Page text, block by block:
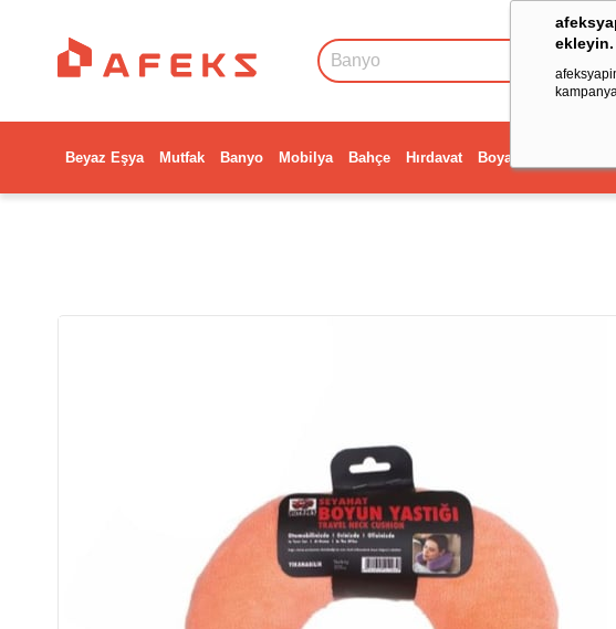
ekleyin.
Beyaz Eşya Mutfak Banyo Mobilya Bahçe Hırdavat Boya